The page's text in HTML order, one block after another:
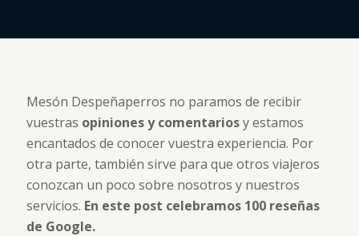
Mesón Despeñaperros no paramos de recibir
vuestras opiniones y comentariosy estamos
encantados de conocer vuestra experiencia. Por
otra parte, también sirve para que otros viajeros
conozcan un poco sobre nosotros y nuestros
servicios. En este post celebramos 100 reseñas
de Google.